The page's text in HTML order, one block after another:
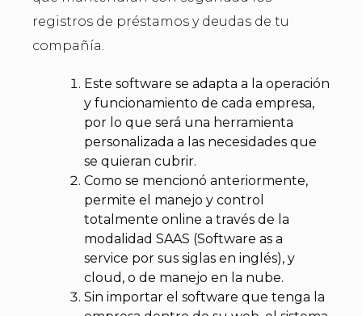
registros de préstamos y deudas de tu
compañía.
Este software se adapta a la operación
y funcionamiento de cada empresa,
por lo que será una herramienta
personalizada a las necesidades que
se quieran cubrir.
Como se mencionó anteriormente,
permite el manejo y control
totalmente online a través de la
modalidad SAAS (Software as a
service por sus siglas en inglés), y
cloud, o de manejo en la nube.
Sin importar el software que tenga la